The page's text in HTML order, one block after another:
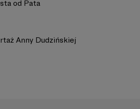
od Pata
Anny Dudzińskiej